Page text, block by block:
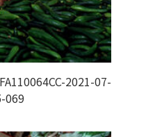
2021-07-
069